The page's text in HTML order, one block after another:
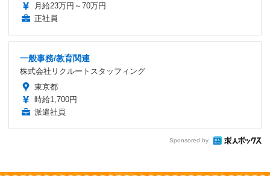
月給23万円～70万円
正社員
一般事務/教育関連
株式会社リクルートスタッフィング
東京都
時給1,700円
派遣社員
Sponsored by